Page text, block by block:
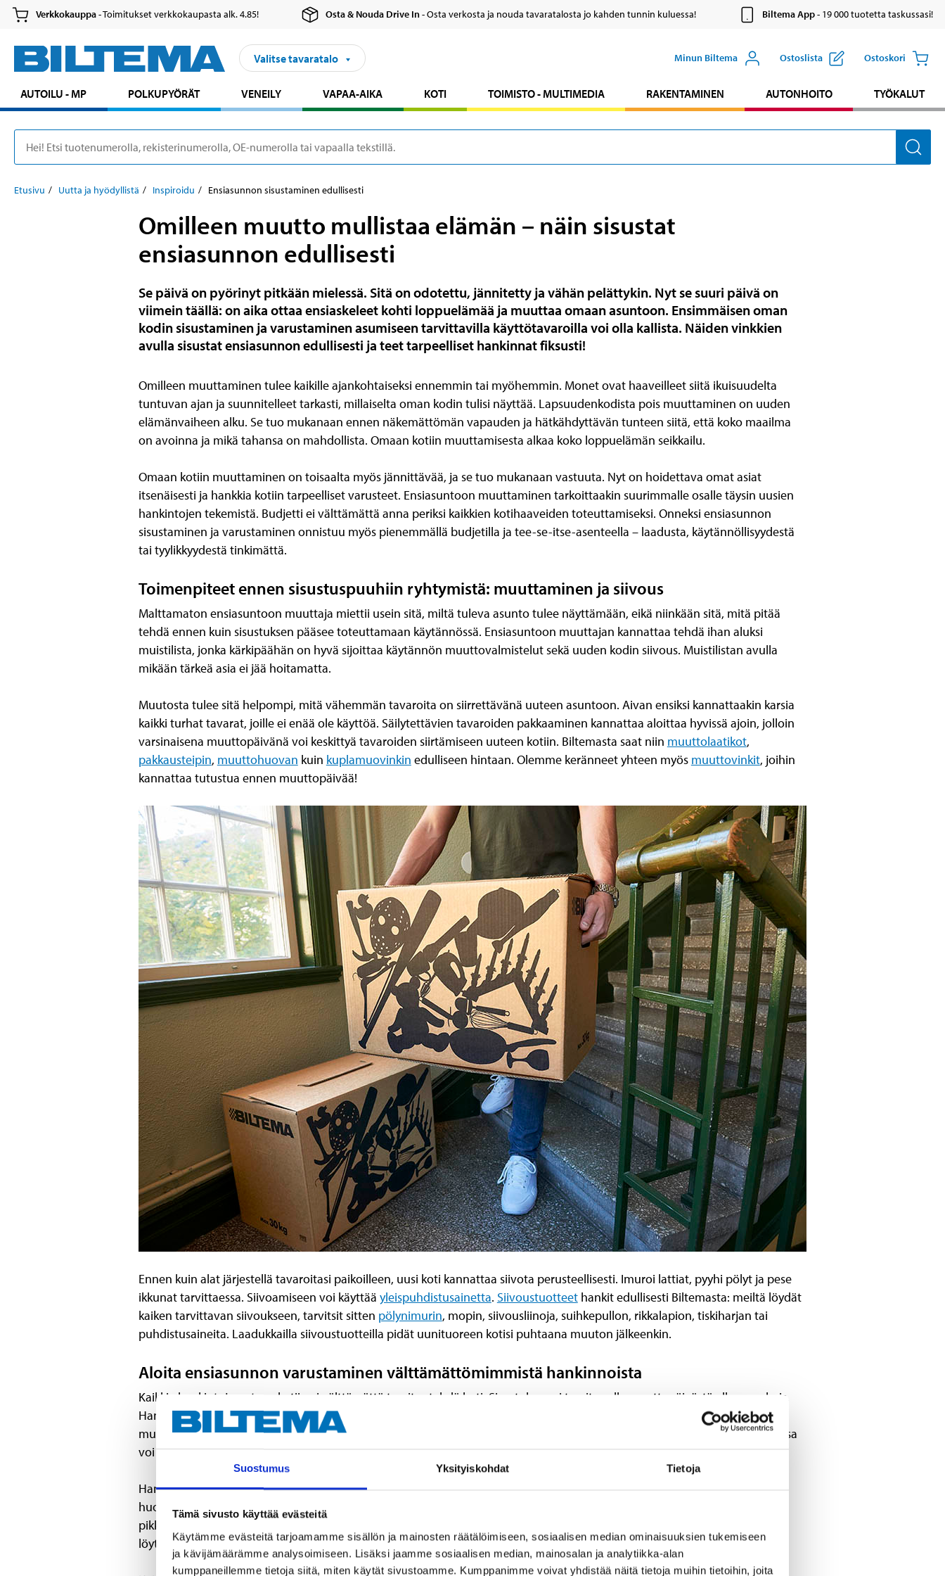
Suostumus Yksityiskohdat Tietoja
Tämä sivusto käyttää evästeitä
Käytämme evästeitä tarjoamamme sisällön ja mainosten räätälöimiseen, sosiaalisen median ominaisuuksien tukemiseen
ja kävijämäärämme analysoimiseen. Lisäksi jaamme sosiaalisen median, mainosalan ja analytiikka-alan
kumppaneillemme tietoja siitä, miten käytät sivustoamme. Kumppanimme voivat yhdistää näitä tietoja muihin tietoihin, joita
Verkkokauppa- Toimitukset verkkokaupasta alk. 4.85! Osta & Nouda Drive In- Osta verkosta ja nouda tavaratalosta jo kahden tunnin kuluessa! Biltema App- 19 000 tuotetta taskussasi!
Valitse tavaratalo Minun Biltema Ostoslista Ostoskori
AUTOILU - MP POLKUPYÖRÄT VENEILY VAPAA-AIKA KOTI TOIMISTO - MULTIMEDIA RAKENTAMINEN AUTONHOITO TYÖKALUT
Etusivu Uutta ja hyödyllistä Inspiroidu Ensiasunnon sisustaminen edullisesti
Omilleen muutto mullistaa elämän – näin sisustat
ensiasunnon edullisesti
Se päivä on pyörinyt pitkään mielessä. Sitä on odotettu, jännitetty ja vähän pelättykin. Nyt se suuri päivä on
viimein täällä: on aika ottaa ensiaskeleet kohti loppuelämää ja muuttaa omaan asuntoon. Ensimmäisen oman
kodin sisustaminen ja varustaminen asumiseen tarvittavilla käyttötavaroilla voi olla kallista. Näiden vinkkien
avulla sisustat ensiasunnon edullisesti ja teet tarpeelliset hankinnat fiksusti!
Omilleen muuttaminen tulee kaikille ajankohtaiseksi ennemmin tai myöhemmin. Monet ovat haaveilleet siitä ikuisuudelta
tuntuvan ajan ja suunnitelleet tarkasti, millaiselta oman kodin tulisi näyttää. Lapsuudenkodista pois muuttaminen on uuden
elämänvaiheen alku. Se tuo mukanaan ennen näkemättömän vapauden ja hätkähdyttävän tunteen siitä, että koko maailma
on avoinna ja mikä tahansa on mahdollista. Omaan kotiin muuttamisesta alkaa koko loppuelämän seikkailu.
Omaan kotiin muuttaminen on toisaalta myös jännittävää, ja se tuo mukanaan vastuuta. Nyt on hoidettava omat asiat
itsenäisesti ja hankkia kotiin tarpeelliset varusteet. Ensiasuntoon muuttaminen tarkoittaakin suurimmalle osalle täysin uusien
hankintojen tekemistä. Budjetti ei välttämättä anna periksi kaikkien kotihaaveiden toteuttamiseksi. Onneksi ensiasunnon
sisustaminen ja varustaminen onnistuu myös pienemmällä budjetilla ja tee-se-itse-asenteella – laadusta, käytännöllisyydestä
tai tyylikkyydestä tinkimättä.
Toimenpiteet ennen sisustuspuuhiin ryhtymistä: muuttaminen ja siivous
Malttamaton ensiasuntoon muuttaja miettii usein sitä, miltä tuleva asunto tulee näyttämään, eikä niinkään sitä, mitä pitää
tehdä ennen kuin sisustuksen pääsee toteuttamaan käytännössä. Ensiasuntoon muuttajan kannattaa tehdä ihan aluksi
muistilista, jonka kärkipäähän on hyvä sijoittaa käytännön muuttovalmistelut sekä uuden kodin siivous. Muistilistan avulla
mikään tärkeä asia ei jää hoitamatta.
Muutosta tulee sitä helpompi, mitä vähemmän tavaroita on siirrettävänä uuteen asuntoon. Aivan ensiksi kannattaakin karsia
kaikki turhat tavarat, joille ei enää ole käyttöä. Säilytettävien tavaroiden pakkaaminen kannattaa aloittaa hyvissä ajoin, jolloin
varsinaisena muuttopäivänä voi keskittyä tavaroiden siirtämiseen uuteen kotiin. Biltemasta saat niin muuttolaatikot,
pakkausteipin, muuttohuovan kuin kuplamuovinkin edulliseen hintaan. Olemme keränneet yhteen myös muuttovinkit, joihin
kannattaa tutustua ennen muuttopäivää!
Ennen kuin alat järjestellä tavaroitasi paikoilleen, uusi koti kannattaa siivota perusteellisesti. Imuroi lattiat, pyyhi pölyt ja pese
ikkunat tarvittaessa. Siivoamiseen voi käyttää yleispuhdistusainetta. Siivoustuotteethankit edullisesti Biltemasta: meiltä löydät
kaiken tarvittavan siivoukseen, tarvitsit sitten pölynimurin, mopin, siivousliinoja, suihkepullon, rikkalapion, tiskiharjan tai
puhdistusaineita. Laadukkailla siivoustuotteilla pidät uunituoreen kotisi puhtaana muuton jälkeenkin.
Aloita ensiasunnon varustaminen välttämättömimmistä hankinnoista
Kaikkia hankintoja uuteen kotiin ei välttämättä tarvitse tehdä heti. Sisustuksen ei tarvitse olla muuttopäivästä alkaen valmis.
Hankintoja voi tehdä vähitellen ja erissä, jolloin kustannukset voi helposti jakaa pidemmälle aikavälille. Ensiasuntoon
muuttajan kannattaa hankkia ensin kaikista välttämättömimmät huonekalut ja käyttötavarat. Aluksi on tärkeintä, että kodissa
voi asua.
Hankinnat kannattaa aloittaa huonekaluista ja tavaroista, jotka vaikuttavat eniten omassa kodissa asumiseen. Suuremmista
huonekaluista hankintalistan kärkipäähän kannattaa sijoittaa sänky, sohva, ruokapöytä ja tuolit. Jos olet liikkeellä
pikkubudjetilla, kannattaa kiertää kirpputorit ja kierrätyskeskukset sekä tutkia netin myynti-ilmoitukset – saatat tehdä hyviä
löytöjä edullisesti.